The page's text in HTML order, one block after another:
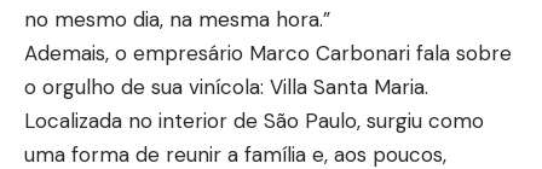
no mesmo dia, na mesma hora.”
Ademais, o empresário Marco Carbonari fala sobre
o orgulho de sua vinícola: Villa Santa Maria.
Localizada no interior de São Paulo, surgiu como
uma forma de reunir a família e, aos poucos,